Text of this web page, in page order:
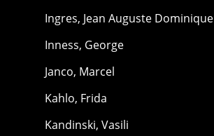
Ingres, Jean Auguste Dominique
Inness, George
Janco, Marcel
Kahlo, Frida
Kandinski, Vasili